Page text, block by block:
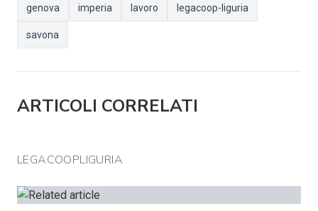
genova imperia lavoro legacoop-liguria
savona
ARTICOLI CORRELATI
LEGACOOPLIGURIA